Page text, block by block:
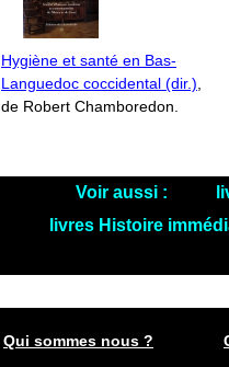
Hygiène et santé en Bas-
Languedoc coccidental (dir.),
de Robert Chamboredon.
Voir aussi :
livres Histoire
Qui sommes nous ?